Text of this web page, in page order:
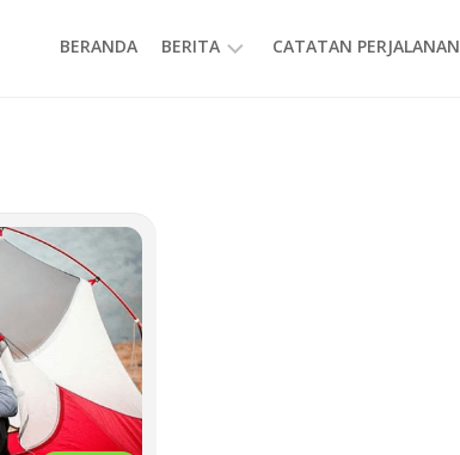
BERANDA BERITA CATATAN PERJALANAN